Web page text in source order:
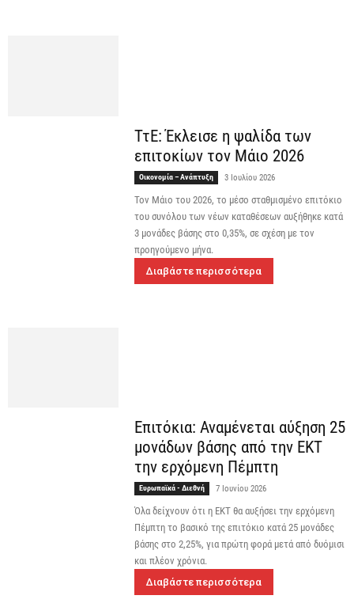
ΤτΕ: Έκλεισε η ψαλίδα των
επιτοκίων τον Μάιο 2026
Οικονομία – Ανάπτυξη 3 Ιουλίου 2026
Τον Μάιο του 2026, το μέσο σταθμισμένο επιτόκιο
του συνόλου των νέων καταθέσεων αυξήθηκε κατά
3 μονάδες βάσης στο 0,35%, σε σχέση με τον
προηγούμενο μήνα.
Διαβάστε περισσότερα
Επιτόκια: Αναμένεται αύξηση 25
μονάδων βάσης από την ΕΚΤ
την ερχόμενη Πέμπτη
Ευρωπαϊκά - Διεθνή 7 Ιουνίου 2026
Όλα δείχνουν ότι η ΕΚΤ θα αυξήσει την ερχόμενη
Πέμπτη το βασικό της επιτόκιο κατά 25 μονάδες
βάσης στο 2,25%, για πρώτη φορά μετά από δυόμισι
και πλέον χρόνια.
Διαβάστε περισσότερα